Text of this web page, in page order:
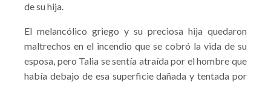
de su hija.
El melancólico griego y su preciosa hija quedaron
maltrechos en el incendio que se cobró la vida de su
esposa, pero Talia se sentía atraída por el hombre que
había debajo de esa superficie dañada y tentada por